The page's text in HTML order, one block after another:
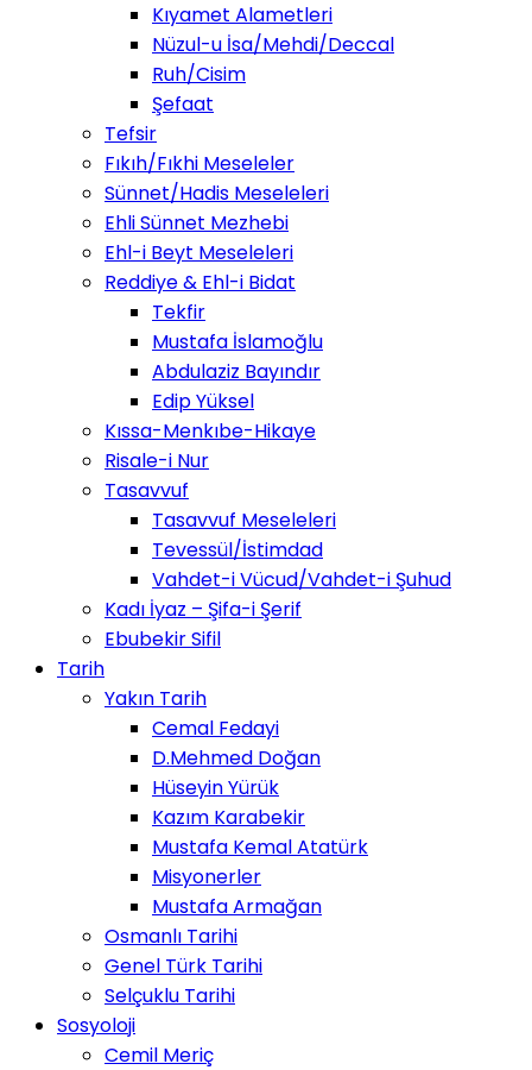
Kıyamet Alametleri
Nüzul-u İsa/Mehdi/Deccal
Ruh/Cisim
Şefaat
Tefsir
Fıkıh/Fıkhi Meseleler
Sünnet/Hadis Meseleleri
Ehli Sünnet Mezhebi
Ehl-i Beyt Meseleleri
Reddiye & Ehl-i Bidat
Tekfir
Mustafa İslamoğlu
Abdulaziz Bayındır
Edip Yüksel
Kıssa-Menkıbe-Hikaye
Risale-i Nur
Tasavvuf
Tasavvuf Meseleleri
Tevessül/İstimdad
Vahdet-i Vücud/Vahdet-i Şuhud
Kadı İyaz – Şifa-i Şerif
Ebubekir Sifil
Tarih
Yakın Tarih
Cemal Fedayi
D.Mehmed Doğan
Hüseyin Yürük
Kazım Karabekir
Mustafa Kemal Atatürk
Misyonerler
Mustafa Armağan
Osmanlı Tarihi
Genel Türk Tarihi
Selçuklu Tarihi
Sosyoloji
Cemil Meriç